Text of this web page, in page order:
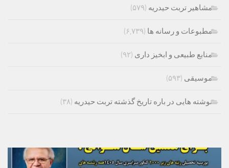
مشاهیر تربت حیدریه (۵۷۹)
مطبوعات و رسانه ها (۶,۷۳۹)
منابع طبیعی و ابخیز داری (۹۲)
موسیقی (۵۹۳)
نوشته هایی در باره تاریخ گذشته تربت حیدریه (۳۸)